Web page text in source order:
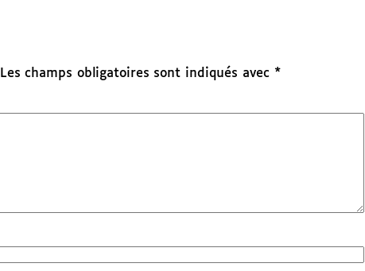
Les champs obligatoires sont indiqués avec *